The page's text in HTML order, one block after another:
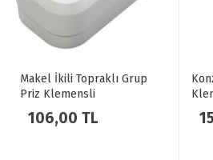
Makel İkili Topraklı Grup
Priz Klemensli
106,00 TL